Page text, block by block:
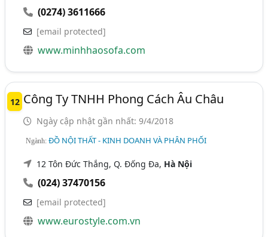
(0274) 3611666
[email protected]
www.minhhaosofa.com
12 Công Ty TNHH Phong Cách Âu Châu
Ngày cập nhật gần nhất: 9/4/2018
Ngành:ĐỒ NỘI THẤT - KINH DOANH VÀ PHÂN PHỐI
12 Tôn Đức Thắng, Q. Đống Đa, Hà Nội
(024) 37470156
[email protected]
www.eurostyle.com.vn